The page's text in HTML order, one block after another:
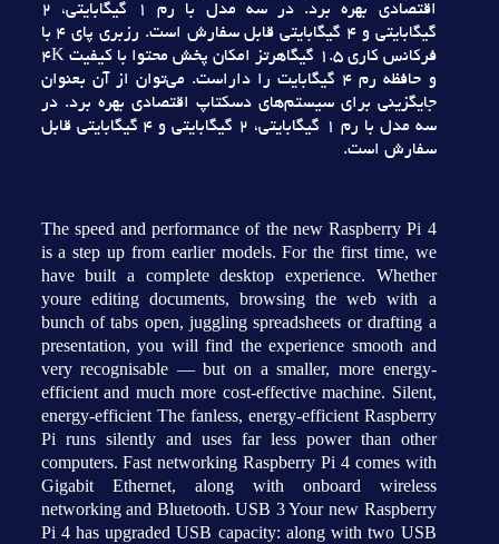
اقتصادي بهره برد. در سه مدل با رم 1 گيگابايتي، 2
گيگابايتي و 4 گيگابايتي قابل سفارش است. رزبري پاي 4 با
فرکانس کاري 1.5 گيگاهرتز امکان پخش محتوا با کيفيت 4K
و حافظه رم 4 گيگابايت را داراست. مي‌توان از آن بعنوان
جايگزيني براي سيستم‌هاي دسکتاپ اقتصادي بهره برد. در
سه مدل با رم 1 گيگابايتي، 2 گيگابايتي و 4 گيگابايتي قابل
سفارش است.
The speed and performance of the new Raspberry Pi 4
is a step up from earlier models. For the first time, we
have built a complete desktop experience. Whether
youre editing documents, browsing the web with a
bunch of tabs open, juggling spreadsheets or drafting a
presentation, you will find the experience smooth and
very recognisable — but on a smaller, more energy-
efficient and much more cost-effective machine. Silent,
energy-efficient The fanless, energy-efficient Raspberry
Pi runs silently and uses far less power than other
computers. Fast networking Raspberry Pi 4 comes with
Gigabit Ethernet, along with onboard wireless
networking and Bluetooth. USB 3 Your new Raspberry
Pi 4 has upgraded USB capacity: along with two USB